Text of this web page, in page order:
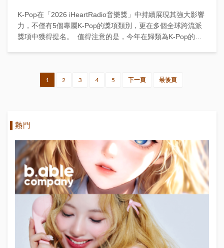
K-Pop在「2026 iHeartRadio音樂獎」中持續展現其強大影響
力，不僅有5個專屬K-Pop的獎項類別，更在多個全球跨流派
獎項中獲得提名。 值得注意的是，今年在歸類為K-Pop的音
1 2 3 4 5 下一頁 最後頁
熱門